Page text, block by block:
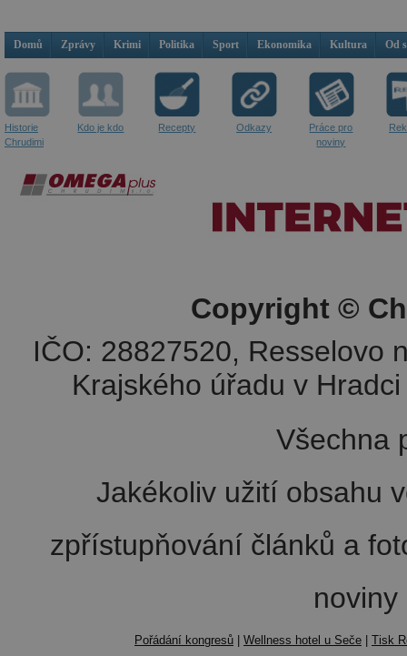
Domů Zprávy Krimi Politika Sport Ekonomika Kultura Od
Historie
Chrudimi
Kdo je kdo Recepty Odkazy
Práce pro
noviny
Copyright ©
IČO: 28827520, Resselovo
Krajského úřadu v
Všechna
Jakékoliv užití obsahu
zpřístupňování článků a
Pořádání kongresů | Wellness hotel u Seče | Tisk